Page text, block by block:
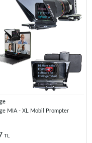
MIA - XL Mobil Prompter
TL